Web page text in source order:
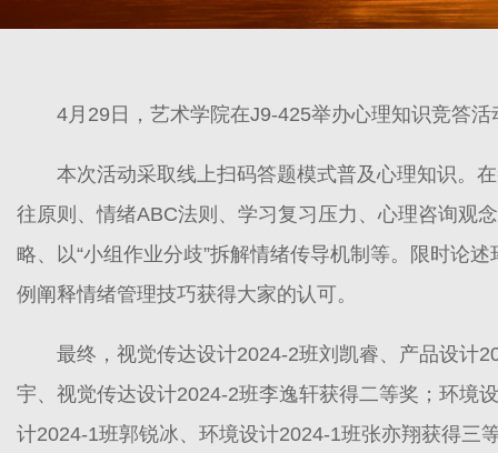
4月29日，艺术学院在J9-425举办心理知识竞答
本次活动采取线上扫码答题模式普及心理知识。
往原则、情绪ABC法则、学习复习压力、心理咨询观
略、以“小组作业分歧”拆解情绪传导机制等。限时论
例阐释情绪管理技巧获得大家的认可。
最终，视觉传达设计2024-2班刘凯睿、产品设计
宇、视觉传达设计2024-2班李逸轩获得二等奖；环境
计2024-1班郭锐冰、环境设计2024-1班张亦翔获得三